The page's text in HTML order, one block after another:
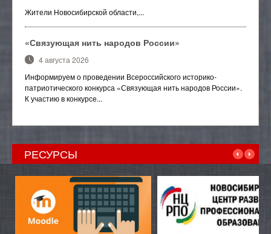
Жители Новосибирской области,...
«Связующая нить народов России»
4 августа 2026
Информируем о проведении Всероссийского историко-
патриотического конкурса «Связующая нить народов России».
К участию в конкурсе...
РЕСУРСЫ